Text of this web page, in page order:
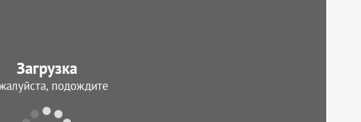
Загрузка
подождите